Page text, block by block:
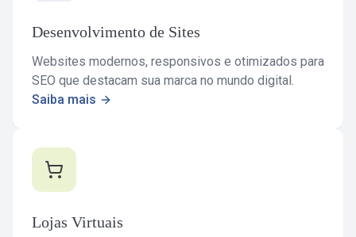
Desenvolvimento de Sites
Websites modernos, responsivos e otimizados para
SEO que destacam sua marca no mundo digital.
Saiba mais
Lojas Virtuais